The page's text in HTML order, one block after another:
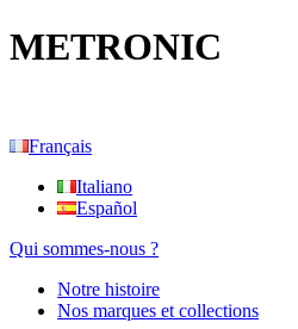
METRONIC
Français
Italiano
Español
Qui sommes-nous ?
Notre histoire
Nos marques et collections